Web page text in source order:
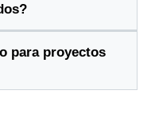
para proyectos